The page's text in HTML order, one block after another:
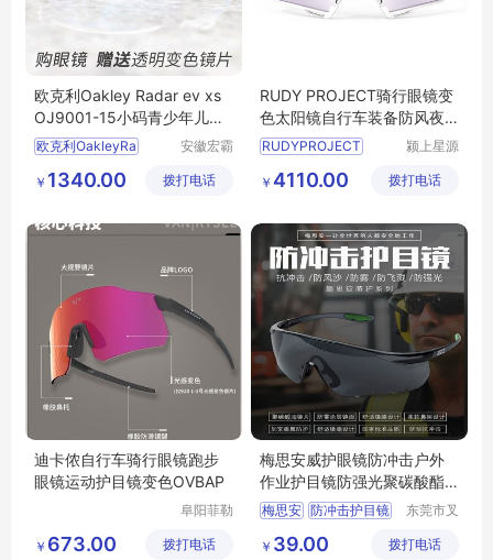
欧克利Oakley Radar ev xs
OJ9001-15小码青少年儿童
速滑骑行眼镜
欧克利OakleyRa
安徽宏霸
有限公司
￥ 1340.00 拨打电话
RUDY PROJECT骑行眼镜变
色太阳镜自行车装备防风夜
视镜男CUTLINE
RUDYPROJECT
颍上星源
有限公司
￥ 4110.00 拨打电话
迪卡侬自行车骑行眼镜跑步
眼镜运动护目镜变色OVBAP
阜阳菲勒
公司
￥ 673.00 拨打电话
梅思安威护眼镜防冲击户外
作业护目镜防强光聚碳酸酯
镜片
梅思安 防冲击护目镜
威护眼镜
东莞市叉
络科技有
￥ 39.00 拨打电话